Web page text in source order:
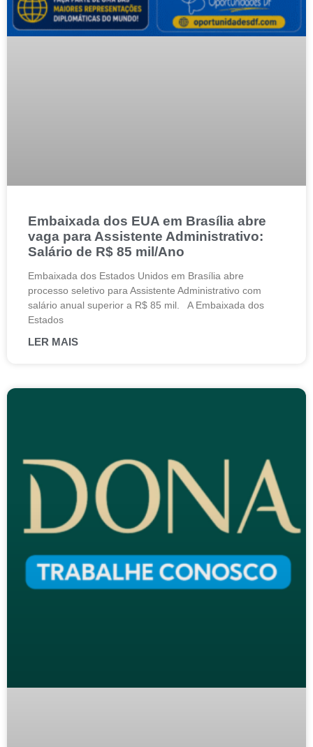
Embaixada dos EUA em Brasília abre
vaga para Assistente Administrativo:
Salário de R$ 85 mil/Ano
Embaixada dos Estados Unidos em Brasília abre
processo seletivo para Assistente Administrativo com
salário anual superior a R$ 85 mil. A Embaixada dos
Estados
LER MAIS